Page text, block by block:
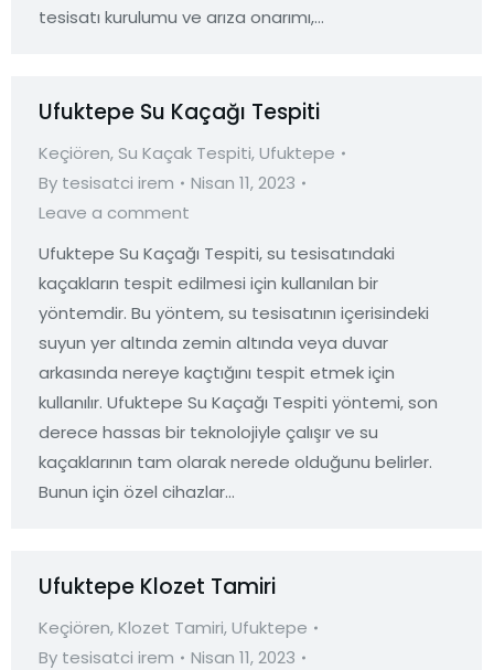
tesisatı kurulumu ve arıza onarımı,…
Ufuktepe Su Kaçağı Tespiti
Keçiören,Su Kaçak Tespiti,Ufuktepe
By tesisatci irem
Nisan 11, 2023
Leave a comment
Ufuktepe Su Kaçağı Tespiti, su tesisatındaki
kaçakların tespit edilmesi için kullanılan bir
yöntemdir. Bu yöntem, su tesisatının içerisindeki
suyun yer altında zemin altında veya duvar
arkasında nereye kaçtığını tespit etmek için
kullanılır. Ufuktepe Su Kaçağı Tespiti yöntemi, son
derece hassas bir teknolojiyle çalışır ve su
kaçaklarının tam olarak nerede olduğunu belirler.
Bunun için özel cihazlar…
Ufuktepe Klozet Tamiri
Keçiören,Klozet Tamiri,Ufuktepe
By tesisatci irem
Nisan 11, 2023